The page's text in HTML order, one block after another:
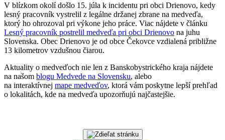
V blízkom okolí došlo 15. júla k incidentu pri obci Drienovo, kedy
lesný pracovník vystrelil z legálne držanej zbrane na medveďa,
ktorý ho ohrozoval pri výkone jeho práce. Viac nájdete v článku
Lesný pracovník postrelil medveďa pri obci Drienovo na juhu
Slovenska. Obec Drienovo je od obce Čekovce vzdialená približne
13 kilometrov vzdušnou čiarou.
Aktuality o medveďoch nie len z Banskobystrického kraja nájdete
na našom blogu Medvede na Slovensku, alebo
na interaktívnej mape medveďov, ktorá vám poskytne lepší prehľad
o lokalitách, kde na medveďa upozorňujú najčastejšie.